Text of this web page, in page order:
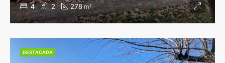
4 2 278 m²
DESTACADA